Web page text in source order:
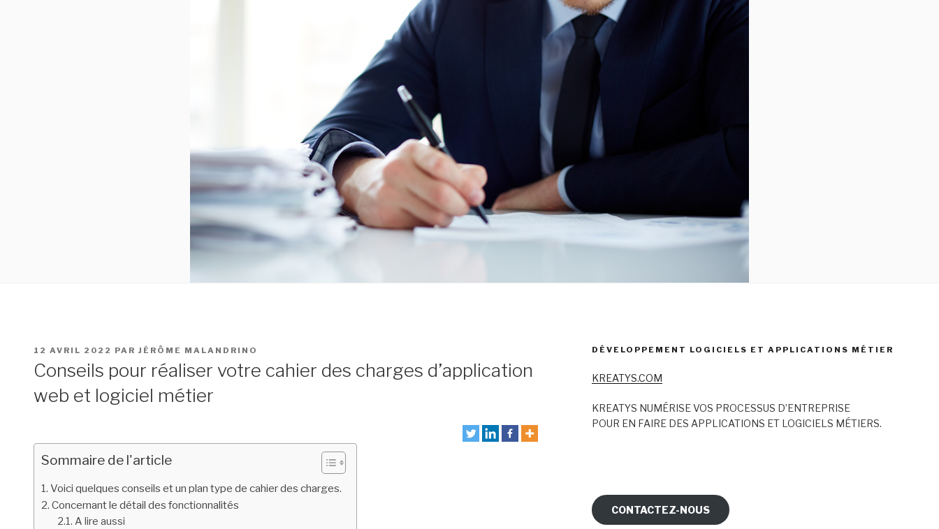
PUBLIÉ
12 AVRIL 2022 PAR JÉRÔME MALANDRINO
Conseils pour réaliser votre cahier des charges d’application
web et logiciel métier
Sommaire de l'article
Voici quelques conseils et un plan type de cahier des charges.
Concernant le détail des fonctionnalités
A lire aussi
DÉVELOPPEMENT LOGICIELS ET APPLICATIONS MÉTIER
KREATYS.COM
KREATYS NUMÉRISE VOS PROCESSUS D’ENTREPRISE
POUR EN FAIRE DES APPLICATIONS ET LOGICIELS MÉTIERS.
CONTACTEZ-NOUS